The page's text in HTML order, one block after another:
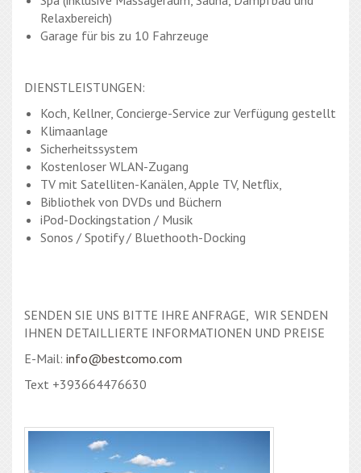
Relaxbereich)
Garage für bis zu 10 Fahrzeuge
DIENSTLEISTUNGEN:
Koch, Kellner, Concierge-Service zur Verfügung gestellt
Klimaanlage
Sicherheitssystem
Kostenloser WLAN-Zugang
TV mit Satelliten-Kanälen, Apple TV, Netflix,
Bibliothek von DVDs und Büchern
iPod-Dockingstation / Musik
Sonos / Spotify / Bluethooth-Docking
SENDEN SIE UNS BITTE IHRE ANFRAGE, WIR SENDEN
IHNEN DETAILLIERTE INFORMATIONEN UND PREISE
E-Mail: info@bestcomo.com
Text +393664476630